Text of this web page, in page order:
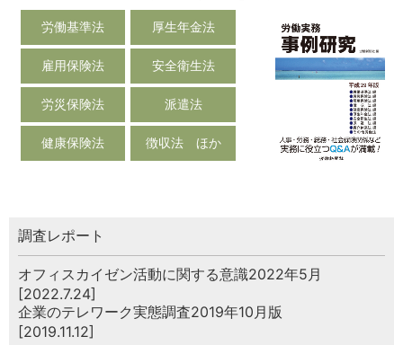
労働基準法 厚生年金法
雇用保険法 安全衛生法
労災保険法 派遣法
健康保険法 徴収法 ほか
調査レポート
オフィスカイゼン活動に関する意識2022年5月
[2022.7.24]
企業のテレワーク実態調査2019年10月版
[2019.11.12]